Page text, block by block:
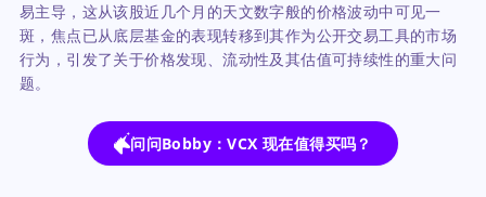
易主导，这从该股近几个月的天文数字般的价格波动中可见一
斑，焦点已从底层基金的表现转移到其作为公开交易工具的市场
行为，引发了关于价格发现、流动性及其估值可持续性的重大问
题。
问问Bobby：VCX 现在值得买吗？